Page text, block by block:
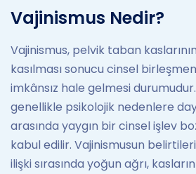
Vajinismus Nedir?
Vajinismus, pelvik taban
kasılması sonucu cinsel
imkânsız hale gelmesi
genellikle psikolojik nedenlere
arasında yaygın bir cinsel işlev
kabul edilir. Vajinismusun
ilişki sırasında yoğun ağrı,